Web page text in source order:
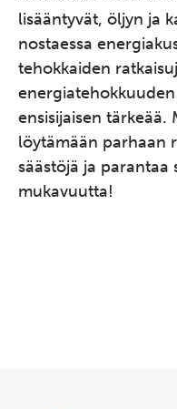
lisääntyvät, öljyn ja
nostaessa
tehokkaiden
ensisijaisen tärkeää.
löytämään parhaan
säästöjä ja parantaa
mukavuutta!